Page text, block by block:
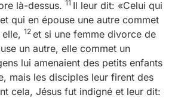
là-dessus. 11 Il leur dit: «Celui qui
qui en épouse une autre commet
12 et si une femme divorce de
un autre, elle commet un
lui amenaient des petits enfants
mais les disciples leur firent des
cela, Jésus fut indigné et leur dit: